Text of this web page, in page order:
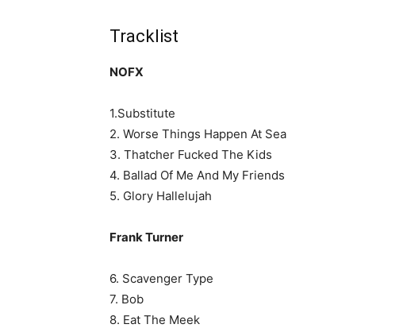
Tracklist
NOFX
1.Substitute
2. Worse Things Happen At Sea
3. Thatcher Fucked The Kids
4. Ballad Of Me And My Friends
5. Glory Hallelujah
Frank Turner
6. Scavenger Type
7. Bob
8. Eat The Meek